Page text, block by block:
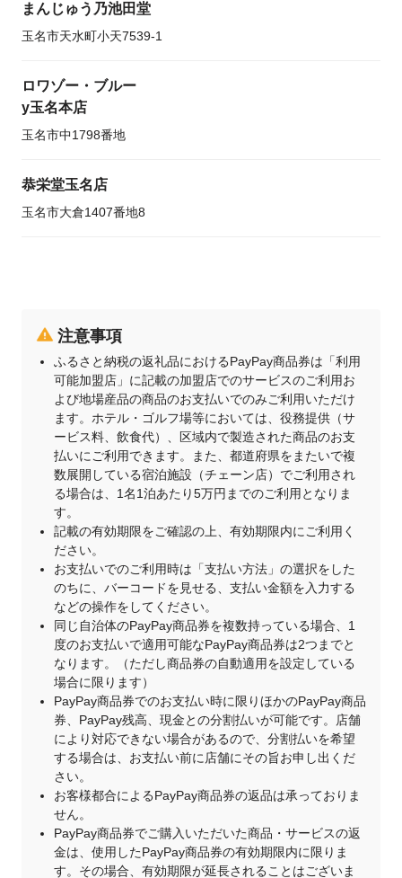
まんじゅう乃池田堂
玉名市天水町小天7539-1
ロワゾー・ブルー
y玉名本店
玉名市中1798番地
恭栄堂玉名店
玉名市大倉1407番地8
注意事項
ふるさと納税の返礼品におけるPayPay商品券は「利用
可能加盟店」に記載の加盟店でのサービスのご利用お
よび地場産品の商品のお支払いでのみご利用いただけ
ます。ホテル・ゴルフ場等においては、役務提供（サ
ービス料、飲食代）、区域内で製造された商品のお支
払いにご利用できます。また、都道府県をまたいで複
数展開している宿泊施設（チェーン店）でご利用され
る場合は、1名1泊あたり5万円までのご利用となりま
す。
記載の有効期限をご確認の上、有効期限内にご利用く
ださい。
お支払いでのご利用時は「支払い方法」の選択をした
のちに、バーコードを見せる、支払い金額を入力する
などの操作をしてください。
同じ自治体のPayPay商品券を複数持っている場合、1
度のお支払いで適用可能なPayPay商品券は2つまでと
なります。（ただし商品券の自動適用を設定している
場合に限ります）
PayPay商品券でのお支払い時に限りほかのPayPay商品
券、PayPay残高、現金との分割払いが可能です。店舗
により対応できない場合があるので、分割払いを希望
する場合は、お支払い前に店舗にその旨お申し出くだ
さい。
お客様都合によるPayPay商品券の返品は承っておりま
せん。
PayPay商品券でご購入いただいた商品・サービスの返
金は、使用したPayPay商品券の有効期限内に限りま
す。その場合、有効期限が延長されることはございま